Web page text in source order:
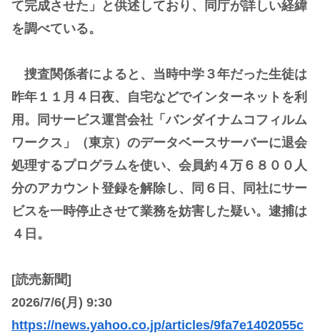
て完成させた」と供述しており、同庁が詳しい経緯
を調べている。
捜査関係者によると、当時中学３年だった生徒は
昨年１１月４日夜、自宅などでインターネットを利
用。同サービス運営会社「バンダイナムコフィルム
ワークス」（東京）のデータベースサーバーに退会
処理するプログラムを使い、会員約４万６８００人
分のアカウント登録を解除し、同６日、同社にサー
ビスを一時停止させて業務を妨害した疑い。逮捕は
４日。
[読売新聞]
2026/7/6(月) 9:30
https://news.yahoo.co.jp/articles/9fa7e1402055c